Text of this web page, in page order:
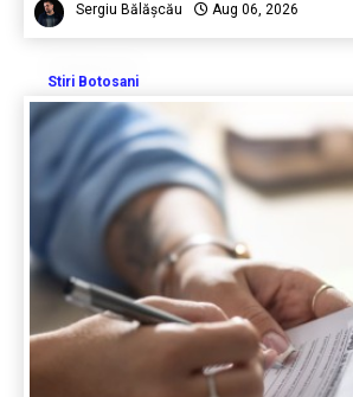
Sergiu Bălășcău Aug 06, 2026
Stiri Botosani